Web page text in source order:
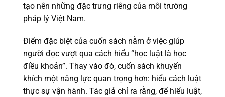
tạo nên những đặc trưng riêng của môi trường
pháp lý Việt Nam.
Điểm đặc biệt của cuốn sách nằm ở việc giúp
người đọc vượt qua cách hiểu “học luật là học
điều khoản”. Thay vào đó, cuốn sách khuyến
khích một năng lực quan trọng hơn: hiểu cách luật
thực sự vận hành. Tác giả chỉ ra rằng, để hiểu luật,